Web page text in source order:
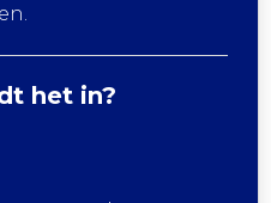
het in?